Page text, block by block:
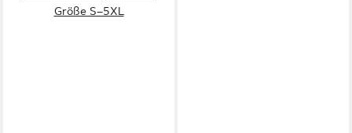
Größe S–5XL